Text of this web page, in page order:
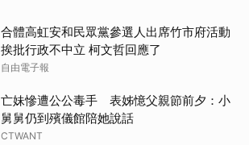
合體高虹安和民眾黨參選人出席竹市府活動
挨批行政不中立 柯文哲回應了
自由電子報
亡妹慘遭公公毒手 表姊憶父親節前夕：小
舅舅仍到殯儀館陪她說話
CTWANT